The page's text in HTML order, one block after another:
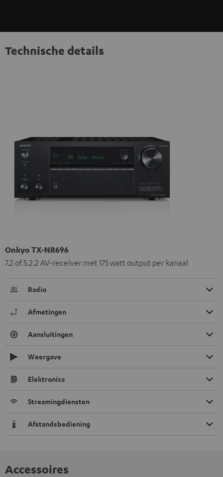
Technische details
Onkyo TX-NR696
7.2 of 5.2.2 AV-receiver met 175 watt output per kanaal
Radio
Afmetingen
Aansluitingen
Weergave
Elektronica
Streamingdiensten
Afstandsbediening
Accessoires